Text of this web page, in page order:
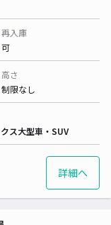
再入庫
可
高さ
制限なし
ス大型車・SUV
詳細へ